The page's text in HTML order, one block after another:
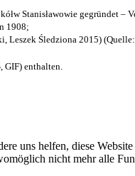
uns helfen, diese
nicht mehr alle
Stanisławowie gegründet –
1908;
Leszek Śledziona 2015) (Quelle:
enthalten.